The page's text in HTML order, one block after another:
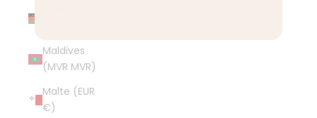
Maldives
(MVR MVR)
Malte (EUR
€)